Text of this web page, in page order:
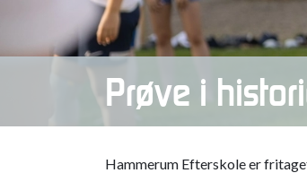
Prøve i
Hammerum Efterskole er